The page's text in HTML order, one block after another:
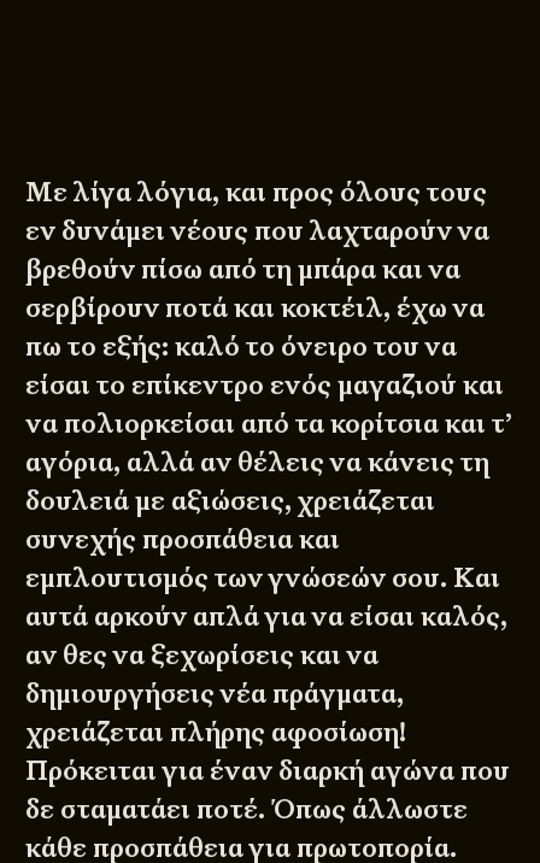
Με λίγα λόγια, και προς όλους τους
εν δυνάμει νέους που λαχταρούν να
βρεθούν πίσω από τη μπάρα και να
σερβίρουν ποτά και κοκτέιλ, έχω να
πω το εξής: καλό το όνειρο του να
είσαι το επίκεντρο ενός μαγαζιού και
να πολιορκείσαι από τα κορίτσια και τ’
αγόρια, αλλά αν θέλεις να κάνεις τη
δουλειά με αξιώσεις, χρειάζεται
συνεχής προσπάθεια και
εμπλουτισμός των γνώσεών σου. Και
αυτά αρκούν απλά για να είσαι καλός,
αν θες να ξεχωρίσεις και να
δημιουργήσεις νέα πράγματα,
χρειάζεται πλήρης αφοσίωση!
Πρόκειται για έναν διαρκή αγώνα που
δε σταματάει ποτέ. Όπως άλλωστε
κάθε προσπάθεια για πρωτοπορία.